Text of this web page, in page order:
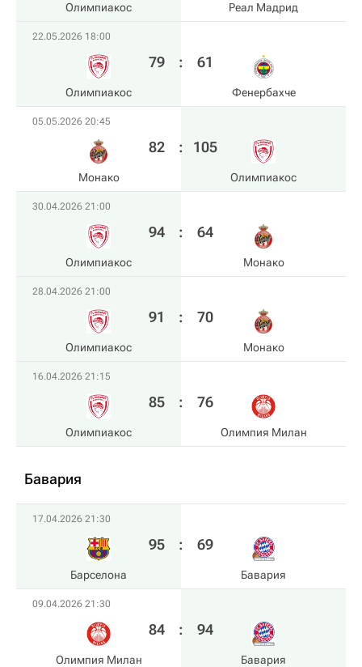
Олимпиакос Реал Мадрид
22.05.2026 18:00
Олимпиакос
79 : 61
Фенербахче
05.05.2026 20:45
Монако
82 : 105
Олимпиакос
30.04.2026 21:00
Олимпиакос
94 : 64
Монако
28.04.2026 21:00
Олимпиакос
91 : 70
Монако
16.04.2026 21:15
Олимпиакос
85 : 76
Олимпия Милан
Бавария
17.04.2026 21:30
Барселона
95 : 69
Бавария
09.04.2026 21:30
Олимпия Милан
84 : 94
Бавария